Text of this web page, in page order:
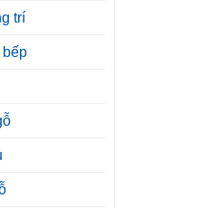
trí
bếp